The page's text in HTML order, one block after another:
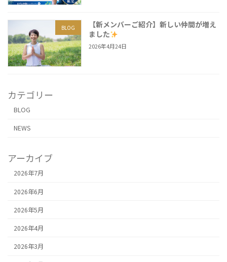
BLOG
【新メンバーご紹介】新しい仲間が増え
ました
2026年4月24日
カテゴリー
BLOG
NEWS
アーカイブ
2026年7月
2026年6月
2026年5月
2026年4月
2026年3月